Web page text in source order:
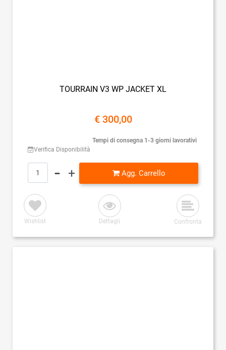
TOURRAIN V3 WP JACKET XL
€ 300,00
Verifica Disponibilità
Tempi di consegna 1-3 giorni lavorativi
Quantità
Agg. Carrello
Wishlist Dettagli Confronta